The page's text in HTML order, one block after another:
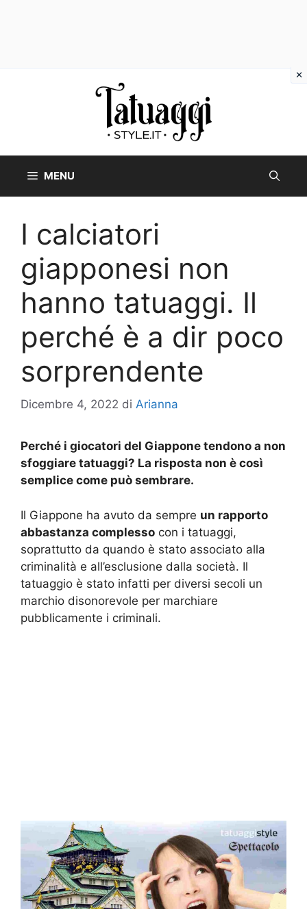
MENU
I calciatori
giapponesi non
hanno tatuaggi. Il
perché è a dir poco
sorprendente
Dicembre 4, 2022 di Arianna
Perché i giocatori del Giappone tendono a non
sfoggiare tatuaggi? La risposta non è così
semplice come può sembrare.
Il Giappone ha avuto da sempre un rapporto
abbastanza complesso con i tatuaggi,
soprattutto da quando è stato associato alla
criminalità e all’esclusione dalla società. Il
tatuaggio è stato infatti per diversi secoli un
marchio disonorevole per marchiare
pubblicamente i criminali.